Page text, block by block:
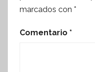
marcados con *
Comentario *